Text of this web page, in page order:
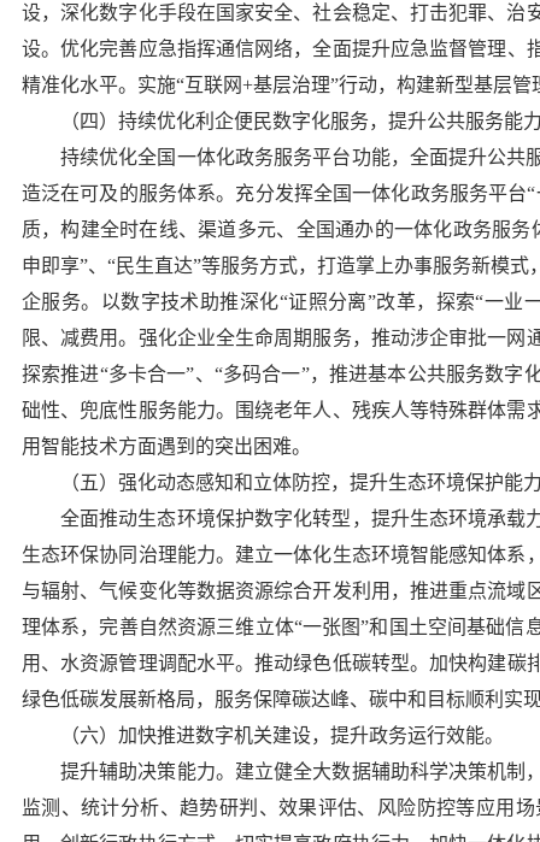
设，深化数字化手段在国家安全、社会稳定、打击犯罪、
设。优化完善应急指挥通信网络，全面提升应急监督管理
精准化水平。 实施“互联网+基层治理”行动，构建新型基层
（四）持续优化利企便民数字化服务，提升公共服务能
持续优化全国一体化政务服务平台功能，全面提升公
造泛在可及的服务体系。 充分发挥全国一体化政务服务平台
质，构建全时在线、渠道多元、全国通办的一体化政务服务
申即享”、“民生直达”等服务方式，打造掌上办事服务新模
企服务。 以数字技术助推深化“证照分离”改革，探索“一
限、减费用。强化企业全生命周期服务，推动涉企审批一
探索推进“多卡合一”、“多码合一”，推进基本公共服务数
础性、兜底性服务能力。围绕老年人、残疾人等特殊群体
用智能技术方面遇到的突出困难。
（五）强化动态感知和立体防控，提升生态环境保护能
全面推动生态环境保护数字化转型，提升生态环境承
生态环保协同治理能力。 建立一体化生态环境智能感知体系
与辐射、气候变化等数据资源综合开发利用，推进重点流域
理体系，完善自然资源三维立体“一张图”和国土空间基础
用、水资源管理调配水平。推动绿色低碳转型。加快构建碳
绿色低碳发展新格局，服务保障碳达峰、碳中和目标顺利实
（六）加快推进数字机关建设，提升政务运行效能。
提升辅助决策能力。 建立健全大数据辅助科学决策机制
监测、统计分析、趋势研判、效果评估、风险防控等应用